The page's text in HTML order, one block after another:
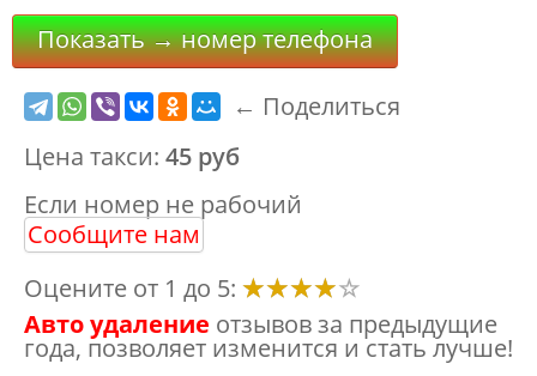
Показать → номер телефона
← Поделиться
Цена такси: 45 руб
Если номер не рабочий
Сообщите нам
Оцените от 1 до 5:
Авто удаление отзывов за предыдущие
года, позволяет изменится и стать лучше!